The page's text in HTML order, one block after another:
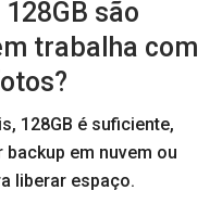
são
trabalha com
128GB é suficiente,
em nuvem ou
liberar espaço.